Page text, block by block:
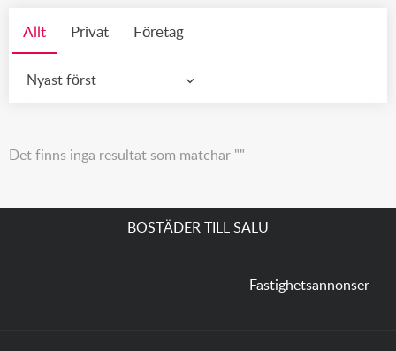
Allt Privat Företag
Nyast först
Det finns inga resultat som matchar ""
BOSTÄDER TILL SALU
Fastighetsannonser